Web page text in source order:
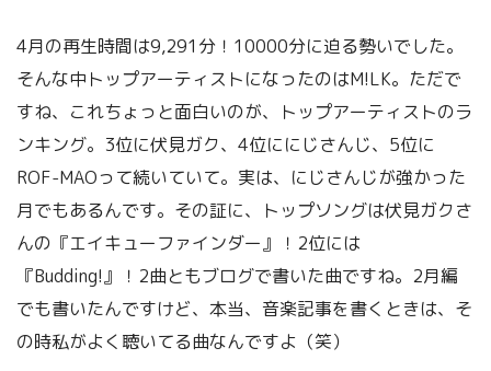
4月の再生時間は9,291分！10000分に迫る勢いでした。
そんな中トップアーティストになったのはM!LK。ただで
すね、これちょっと面白いのが、トップアーティストのラ
ンキング。3位に伏見ガク、4位ににじさんじ、5位に
ROF-MAOって続いていて。実は、にじさんじが強かった
月でもあるんです。その証に、トップソングは伏見ガクさ
んの『エイキューファインダー』！2位には
『Budding!』！2曲ともブログで書いた曲ですね。2月編
でも書いたんですけど、本当、音楽記事を書くときは、そ
の時私がよく聴いてる曲なんですよ（笑）